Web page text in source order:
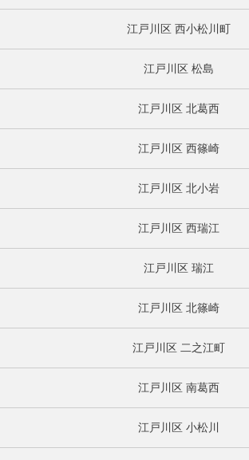
江戸川区 西小松川町
江戸川区 松島
江戸川区 北葛西
江戸川区 西篠崎
江戸川区 北小岩
江戸川区 西瑞江
江戸川区 瑞江
江戸川区 北篠崎
江戸川区 二之江町
江戸川区 南葛西
江戸川区 小松川